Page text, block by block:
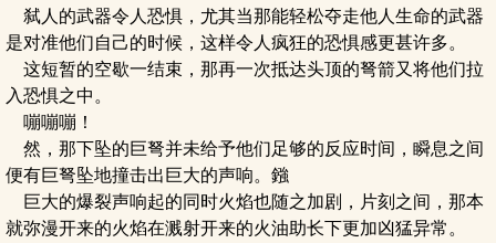
弑人的武器令人恐惧，尤其当那能轻松夺走他人生命的武器
是对准他们自己的时候，这样令人疯狂的恐惧感更甚许多。
这短暂的空歇一结束，那再一次抵达头顶的弩箭又将他们拉
入恐惧之中。
嘣嘣嘣！
然，那下坠的巨弩并未给予他们足够的反应时间，瞬息之间
便有巨弩坠地撞击出巨大的声响。鏹
巨大的爆裂声响起的同时火焰也随之加剧，片刻之间，那本
就弥漫开来的火焰在溅射开来的火油助长下更加凶猛异常。